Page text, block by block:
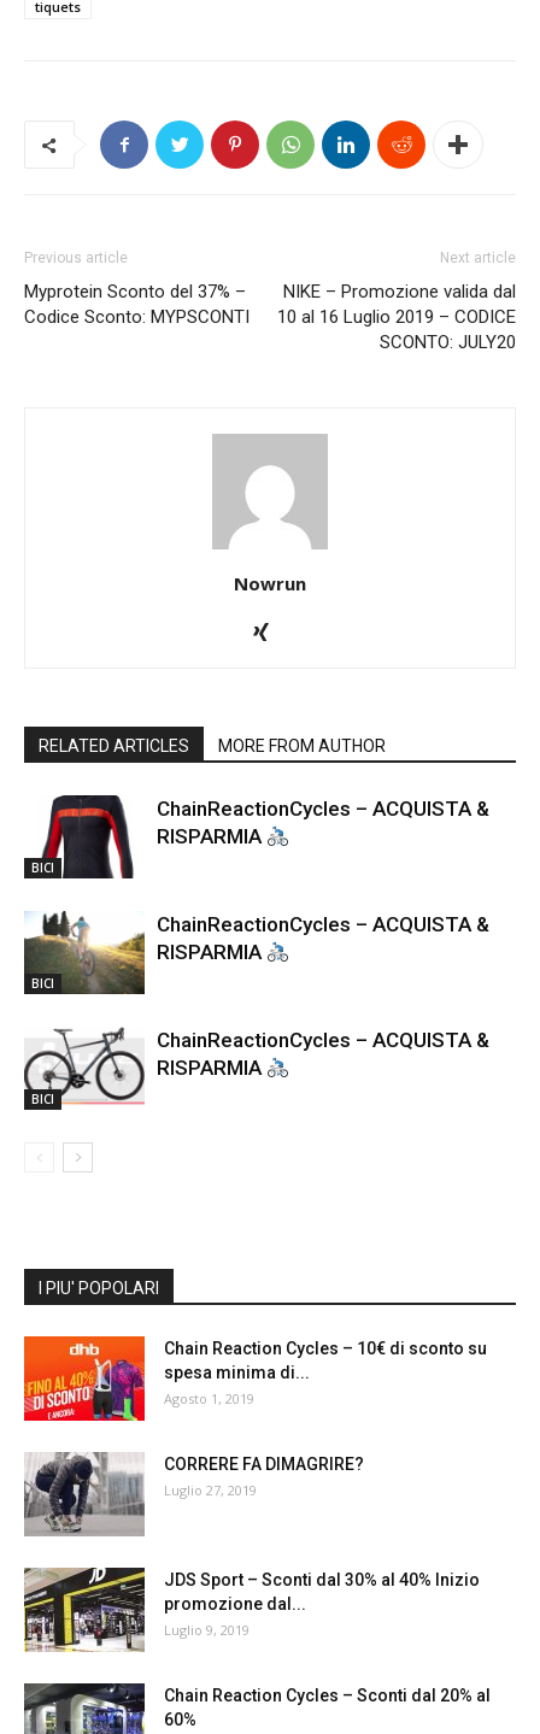
tiquets
Previous article
Myprotein Sconto del 37% –
Codice Sconto: MYPSCONTI
Next article
NIKE – Promozione valida dal
10 al 16 Luglio 2019 – CODICE
SCONTO: JULY20
Nowrun
RELATED ARTICLES MORE FROM AUTHOR
BICI
ChainReactionCycles – ACQUISTA &
RISPARMIA
BICI
ChainReactionCycles – ACQUISTA &
RISPARMIA
BICI
ChainReactionCycles – ACQUISTA &
RISPARMIA
I PIU' POPOLARI
Chain Reaction Cycles – 10€ di sconto su
spesa minima di...
Agosto 1, 2019
CORRERE FA DIMAGRIRE?
Luglio 27, 2019
JDS Sport – Sconti dal 30% al 40% Inizio
promozione dal...
Luglio 9, 2019
Chain Reaction Cycles – Sconti dal 20% al
60%